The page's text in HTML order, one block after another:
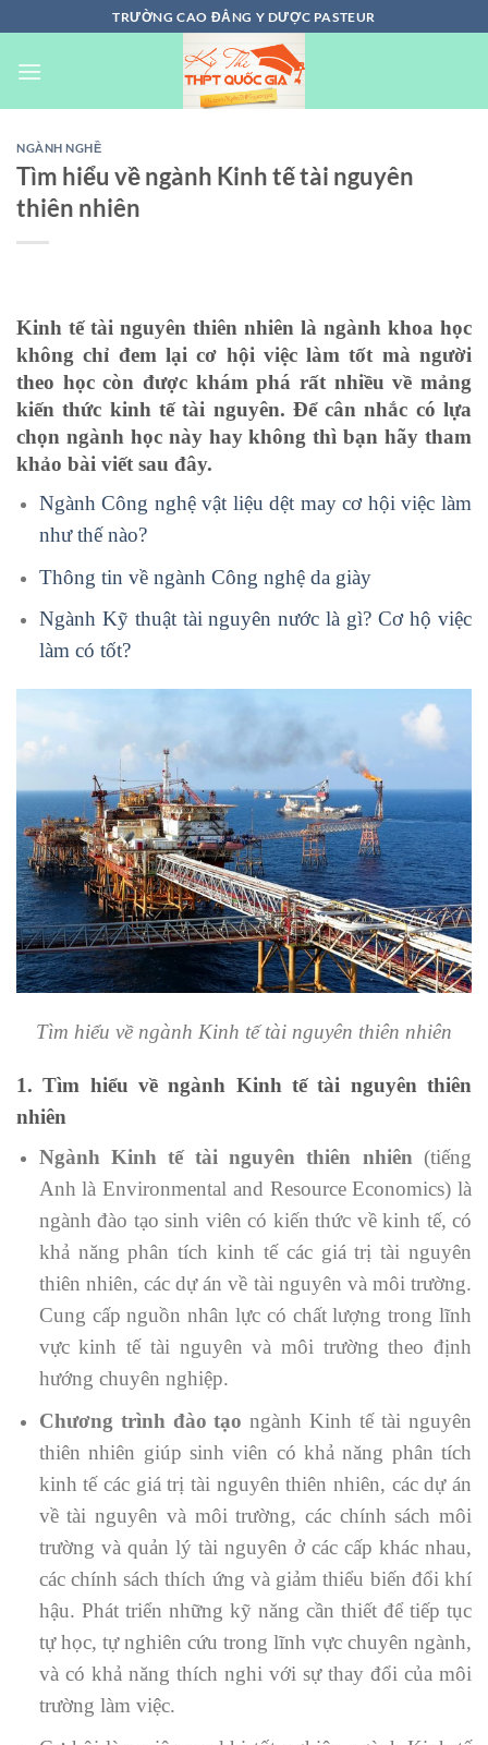
đến
nội
TRƯỜNG CAO ĐẲNG Y DƯỢC PASTEUR
NGÀNH NGHỀ
Tìm hiểu về ngành Kinh tế tài nguyên
thiên nhiên
Kinh tế tài nguyên thiên nhiên là ngành khoa học
không chỉ đem lại cơ hội việc làm tốt mà người
theo học còn được khám phá rất nhiều về mảng
kiến thức kinh tế tài nguyên. Để cân nhắc có lựa
chọn ngành học này hay không thì bạn hãy tham
khảo bài viết sau đây.
Ngành Công nghệ vật liệu dệt may cơ hội việc làm
như thế nào?
Thông tin về ngành Công nghệ da giày
Ngành Kỹ thuật tài nguyên nước là gì? Cơ hộ việc
làm có tốt?
Tìm hiểu về ngành Kinh tế tài nguyên thiên nhiên
1. Tìm hiểu về ngành Kinh tế tài nguyên thiên
nhiên
Ngành Kinh tế tài nguyên thiên nhiên(tiếng
Anh là Environmental and Resource Economics) là
ngành đào tạo sinh viên có kiến thức về kinh tế, có
khả năng phân tích kinh tế các giá trị tài nguyên
thiên nhiên, các dự án về tài nguyên và môi trường.
Cung cấp nguồn nhân lực có chất lượng trong lĩnh
vực kinh tế tài nguyên và môi trường theo định
hướng chuyên nghiệp.
Chương trình đào tạo ngành Kinh tế tài nguyên
thiên nhiên giúp sinh viên có khả năng phân tích
kinh tế các giá trị tài nguyên thiên nhiên, các dự án
về tài nguyên và môi trường, các chính sách môi
trường và quản lý tài nguyên ở các cấp khác nhau,
các chính sách thích ứng và giảm thiểu biến đổi khí
hậu. Phát triển những kỹ năng cần thiết để tiếp tục
tự học, tự nghiên cứu trong lĩnh vực chuyên ngành,
và có khả năng thích nghi với sự thay đổi của môi
trường làm việc.